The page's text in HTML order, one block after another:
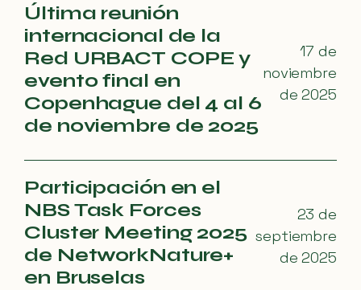
Última reunión
internacional de la
Red URBACT COPE y
evento final en
Copenhague del 4 al 6
de noviembre de 2025
17 de
noviembre
de 2025
Participación en el
NBS Task Forces
Cluster Meeting 2025
de NetworkNature+
en Bruselas
23 de
septiembre
de 2025